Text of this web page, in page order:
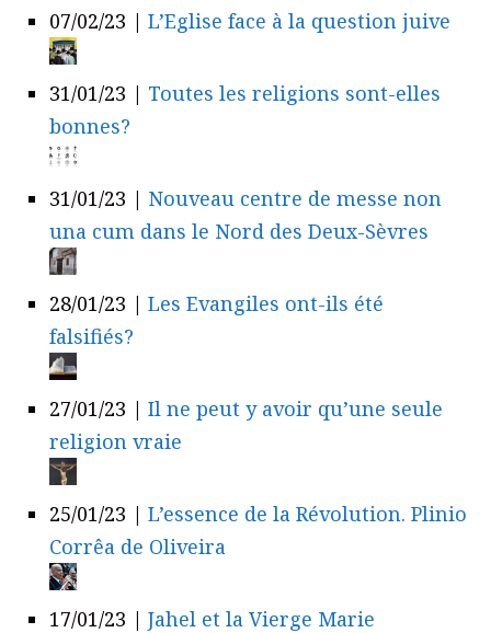
07/02/23 | L’Eglise face à la question juive
31/01/23 | Toutes les religions sont-elles
bonnes?
31/01/23 | Nouveau centre de messe non
una cum dans le Nord des Deux-Sèvres
28/01/23 | Les Evangiles ont-ils été
falsifiés?
27/01/23 | Il ne peut y avoir qu’une seule
religion vraie
25/01/23 | L’essence de la Révolution. Plinio
Corrêa de Oliveira
17/01/23 | Jahel et la Vierge Marie